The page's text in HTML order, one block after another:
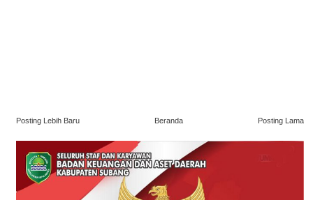
Posting Lebih Baru Posting Lama
Beranda